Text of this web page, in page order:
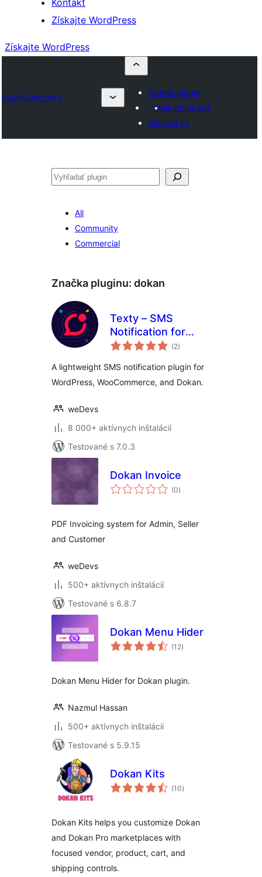
Kontakt
Získajte WordPress
Získajte WordPress
Plugin Directory
Nahrať plugin
Moje obľúbené
Prihlásiť sa
Hľadať
All
Community
Commercial
Značka pluginu: dokan
Texty – SMS
Notification for
WordPress,
Dokan and more
(2celkové
hodnotenie
)
A lightweight SMS notification plugin for
WordPress, WooCommerce, and Dokan.
weDevs
8 000+ aktívnych inštalácií
Testované s 7.0.3
Dokan Invoice
(0celkové
hodnotenie
)
PDF Invoicing system for Admin, Seller
and Customer
weDevs
500+ aktívnych inštalácií
Testované s 6.8.7
Dokan Menu Hider
(12celkové
hodnotenie
)
Dokan Menu Hider for Dokan plugin.
Nazmul Hassan
500+ aktívnych inštalácií
Testované s 5.9.15
Dokan Kits
(10celkové
hodnotenie
)
Dokan Kits helps you customize Dokan
and Dokan Pro marketplaces with
focused vendor, product, cart, and
shipping controls.